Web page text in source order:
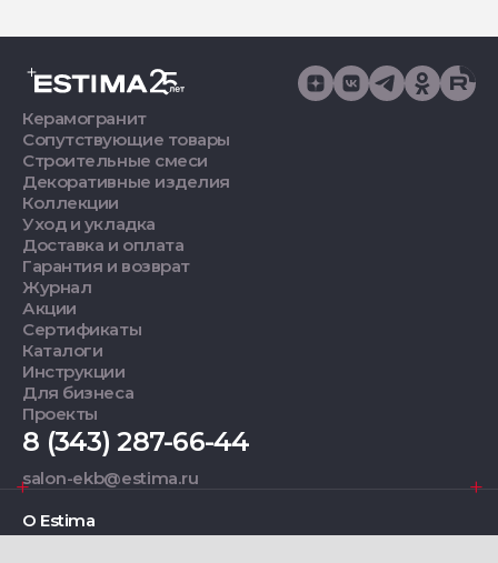
Керамогранит
Сопутствующие товары
Строительные смеси
Декоративные изделия
Коллекции
Уход и укладка
Доставка и оплата
Гарантия и возврат
Журнал
Акции
Сертификаты
Каталоги
Инструкции
Для бизнеса
Проекты
8 (343) 287-66-44
salon-ekb@estima.ru
О Estima